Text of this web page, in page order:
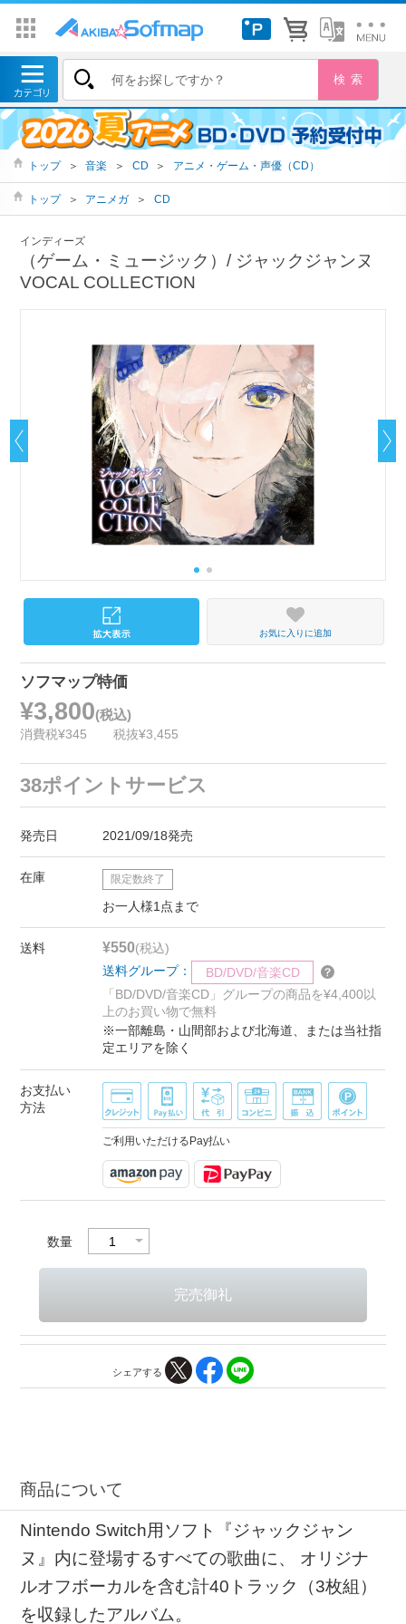
トップ ＞ 音楽 ＞ CD ＞ アニメ・ゲーム・声優（CD）
トップ ＞ アニメガ ＞ CD
インディーズ
（ゲーム・ミュージック）/ ジャックジャンヌ
VOCAL COLLECTION
お気に入りに追加
ソフマップ特価
¥3,800(税込)
消費税¥345 税抜¥3,455
38ポイントサービス
発売日 2021/09/18発売
在庫 限定数終了
お一人様1点まで
送料 ¥550(税込)
送料グループ：
BD/DVD/音楽CD
「BD/DVD/音楽CD」グループの商品を¥4,400以
上のお買い物で無料
※一部離島・山間部および北海道、または当社指
定エリアを除く
お支払い
方法
ご利用いただけるPay払い
数量
シェアする
商品について
Nintendo Switch用ソフト『ジャックジャン
ヌ』内に登場するすべての歌曲に、 オリジナ
ルオフボーカルを含む計40トラック（3枚組）
を収録したアルバム。